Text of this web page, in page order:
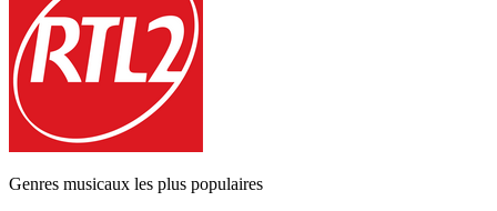
Genres musicaux les plus populaires